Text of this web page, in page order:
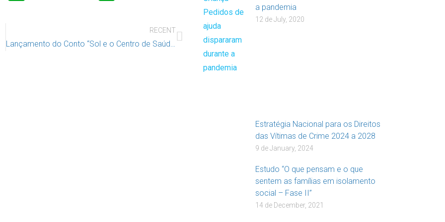
RECENT
a pandemia
12 de July, 2020
Estratégia Nacional para os Direitos
das Vítimas de Crime 2024 a 2028
9 de January, 2024
Estudo “O que pensam e o que
sentem as famílias em isolamento
social – Fase II”
14 de December, 2021